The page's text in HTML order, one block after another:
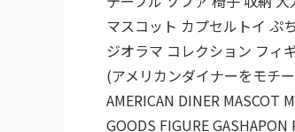
マスコット カプセルトイ ぷ
ジオラマ コレクション フィ
(アメリカンダイナーをモチ
AMERICAN DINER MASCOT
GOODS FIGURE